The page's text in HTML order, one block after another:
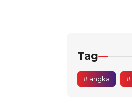
Tag
# angka #